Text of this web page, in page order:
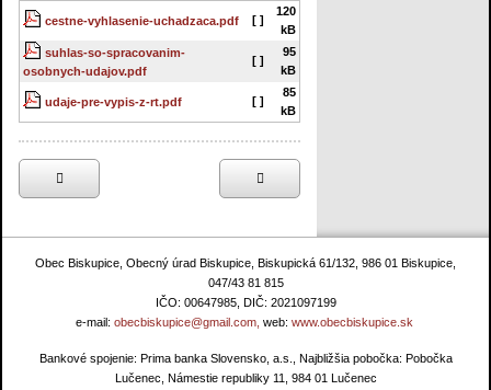
cestne-vyhlasenie-uchadzaca.pdf [ ]
120
kB
suhlas-so-spracovanim-
osobnych-udajov.pdf
[ ]
95
kB
udaje-pre-vypis-z-rt.pdf [ ]
85
kB
Obec Biskupice, Obecný úrad Biskupice, Biskupická 61/132, 986 01 Biskupice,
047/43 81 815
IČO: 00647985, DIČ: 2021097199
e-mail: obecbiskupice@gmail.com, web: www.obecbiskupice.sk
Bankové spojenie: Prima banka Slovensko, a.s., Najbližšia pobočka: Pobočka
Lučenec, Námestie republiky 11, 984 01 Lučenec